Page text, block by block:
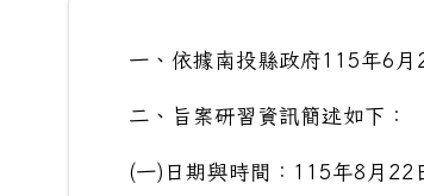
一、依據南投縣政府115年6
二、旨案研習資訊簡述如下：
(一)日期與時間：115年8月22